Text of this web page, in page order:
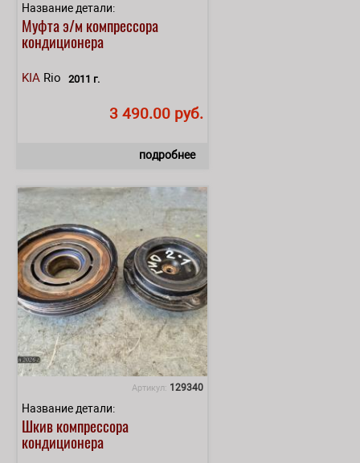
Название детали:
Муфта э/м компрессора
кондиционера
KIA Rio 2011 г.
3 490.00 руб.
подробнее
Артикул: 129340
Название детали:
Шкив компрессора
кондиционера